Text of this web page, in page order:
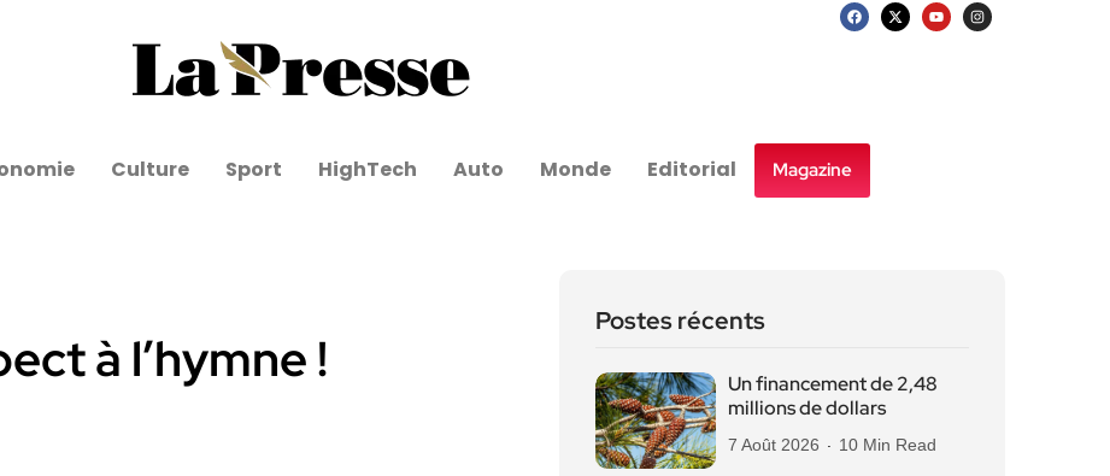
Culture Sport HighTech Auto Monde Editorial Magazine
à l’hymne !
Postes récents
Un financement de 2,48
millions de dollars
7 Août 2026 10 Min Read